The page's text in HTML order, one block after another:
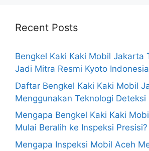
Recent Posts
Bengkel Kaki Kaki Mobil Jakarta
Jadi Mitra Resmi Kyoto Indonesia
Daftar Bengkel Kaki Kaki Mobil
Menggunakan Teknologi Deteksi
Mengapa Bengkel Kaki Kaki
Mulai Beralih ke Inspeksi Presisi?
Mengapa Inspeksi Mobil Aceh